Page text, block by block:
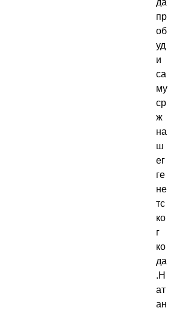
пр
об
уд
и
са
му
ср
ж
на
ш
ег
ге
не
тс
ко
г
ко
да
.Н
ат
ан